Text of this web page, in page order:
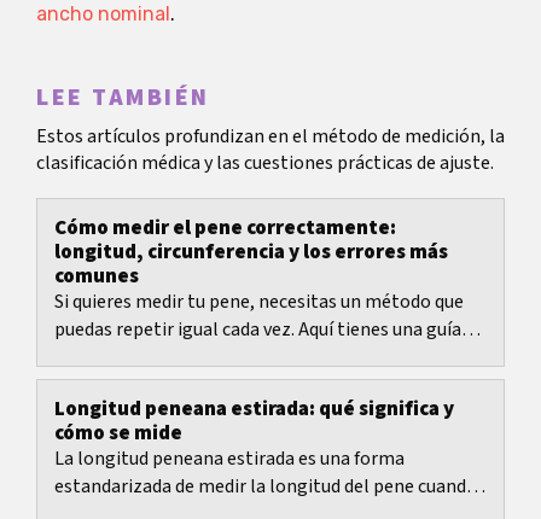
ancho nominal.
LEE TAMBIÉN
Estos artículos profundizan en el método de medición, la
clasificación médica y las cuestiones prácticas de ajuste.
Cómo medir el pene correctamente:
longitud, circunferencia y los errores más
comunes
Si quieres medir tu pene, necesitas un método que
puedas repetir igual cada vez. Aquí tienes una guía
Longitud peneana estirada: qué significa y
cómo se mide
La longitud peneana estirada es una forma
estandarizada de medir la longitud del pene cuando